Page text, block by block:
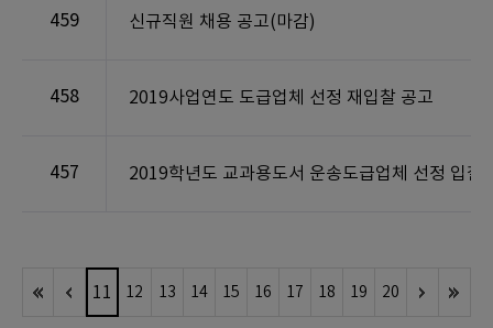
459 신규직원 채용 공고(마감)
458 2019사업연도 도급업체 선정 재입찰 공고
457 2019학년도 교과용도서 운송도급업체 선정 입찰
11 12 13 14 15 16 17 18 19 20